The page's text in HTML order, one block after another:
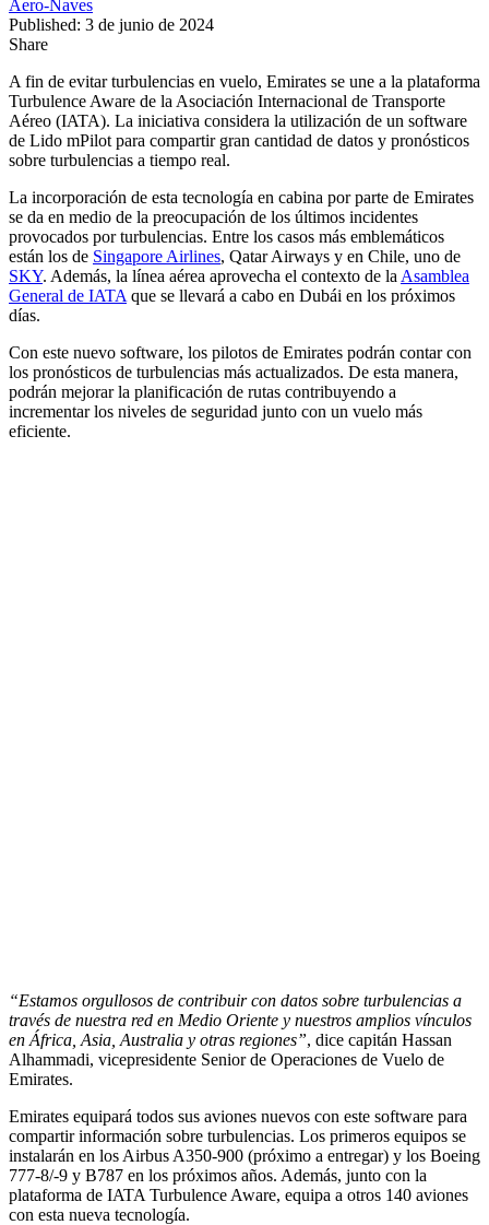
Aero-Naves
Published: 3 de junio de 2024
Share
A fin de evitar turbulencias en vuelo, Emirates se une a la plataforma
Turbulence Aware de la Asociación Internacional de Transporte
Aéreo (IATA). La iniciativa considera la utilización de un software
de Lido mPilot para compartir gran cantidad de datos y pronósticos
sobre turbulencias a tiempo real.
La incorporación de esta tecnología en cabina por parte de Emirates
se da en medio de la preocupación de los últimos incidentes
provocados por turbulencias. Entre los casos más emblemáticos
están los de Singapore Airlines, Qatar Airways y en Chile, uno de
SKY. Además, la línea aérea aprovecha el contexto de la Asamblea
General de IATA que se llevará a cabo en Dubái en los próximos
días.
Con este nuevo software, los pilotos de Emirates podrán contar con
los pronósticos de turbulencias más actualizados. De esta manera,
podrán mejorar la planificación de rutas contribuyendo a
incrementar los niveles de seguridad junto con un vuelo más
eficiente.
“Estamos orgullosos de contribuir con datos sobre turbulencias a
través de nuestra red en Medio Oriente y nuestros amplios vínculos
en África, Asia, Australia y otras regiones”, dice capitán Hassan
Alhammadi, vicepresidente Senior de Operaciones de Vuelo de
Emirates.
Emirates equipará todos sus aviones nuevos con este software para
compartir información sobre turbulencias. Los primeros equipos se
instalarán en los Airbus A350-900 (próximo a entregar) y los Boeing
777-8/-9 y B787 en los próximos años. Además, junto con la
plataforma de IATA Turbulence Aware, equipa a otros 140 aviones
con esta nueva tecnología.